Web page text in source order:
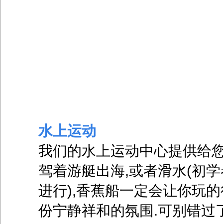
水上运动
我们的水上运动中心提供给
驾着游艇出海,或者滑水(初
进行),香蕉船一定会让你玩
份宁静祥和的氛围.可别错过